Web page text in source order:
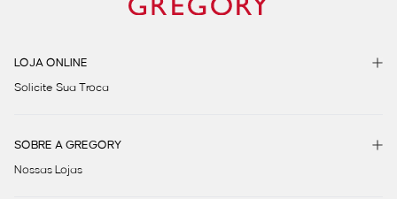
LOJA ONLINE
Solicite Sua Troca
SOBRE A GREGORY
Nossas Lojas